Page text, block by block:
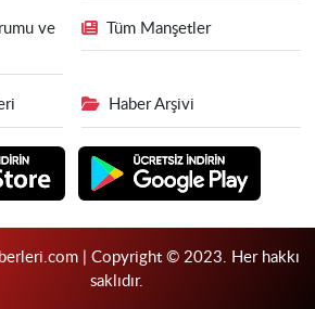
ve
Tüm Manşetler
Haber Arşivi
| Copyright © 2023. Her hakkı
saklıdır.